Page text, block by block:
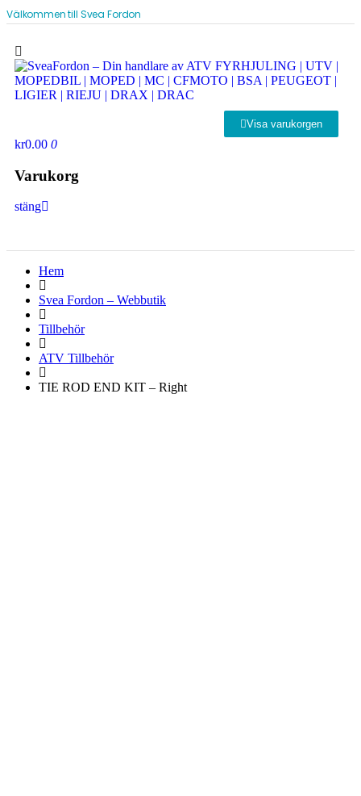
Välkommen till Svea Fordon
Visa varukorgen
kr0.00 0
Varukorg
stäng
Hem
Svea Fordon – Webbutik
Tillbehör
ATV Tillbehör
TIE ROD END KIT – Right